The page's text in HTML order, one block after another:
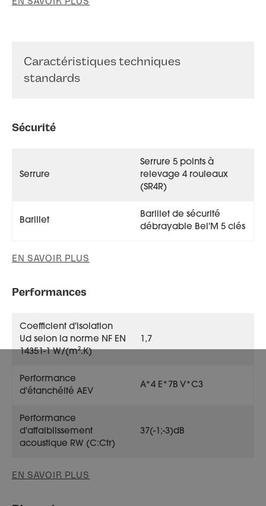
Caractéristiques techniques
standards
Sécurité
Serrure
Serrure 5 points à
relevage 4 rouleaux
(SR4R)
Barillet
Barillet de sécurité
débrayable Bel'M 5 clés
EN SAVOIR PLUS
Performances
Coefficient d'isolation
Ud selon la norme NF EN
14351-1 W/(m².K)
1,7
Performance
d'étanchéité AEV
A*4 E*7B V*C3
Performance
d'affaiblissement
acoustique RW (C:Ctr)
37(-1;-3)dB
EN SAVOIR PLUS